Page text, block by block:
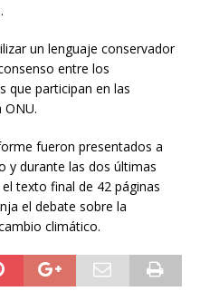
un lenguaje conservador
entre los
que participan en las
ONU.
fueron presentados a
y durante las dos últimas
texto final de 42 páginas
el debate sobre la
climático.